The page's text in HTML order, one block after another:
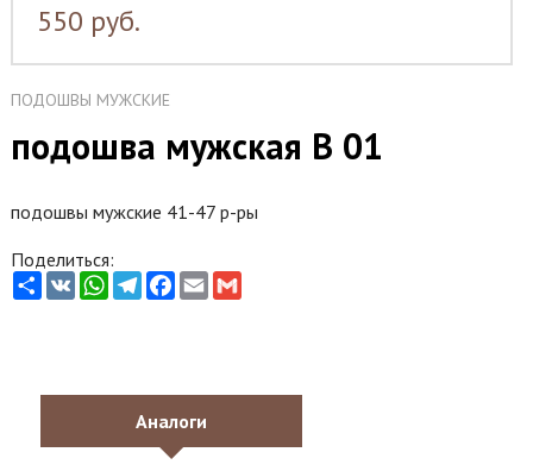
ПОДОШВЫ МУЖСКИЕ
подошва мужская B 01
подошвы мужские 41-47 р-ры
Поделиться:
ShareVK WhatsApp
Telegram
Facebook
EmailGmail
550 руб.
Аналоги